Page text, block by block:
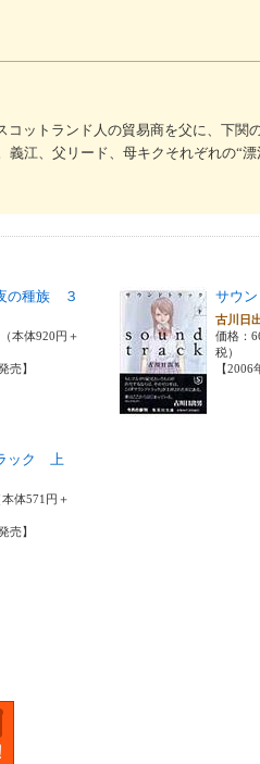
ットランド人の貿易商を父に、下関
江、父リード、母キクそれぞれの“漂
の種族 ３
本体920円＋
売】
サウ
古川日
価格：
税）
【2006
ック 上
体571円＋
売】